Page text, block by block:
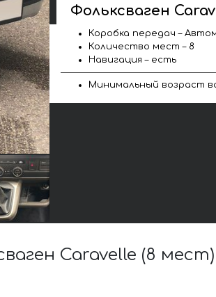
Фольксваген
Коробка передач –
Количество мест – 8
Навигация – есть
Минимальный возраст
Caravelle (8 мест)